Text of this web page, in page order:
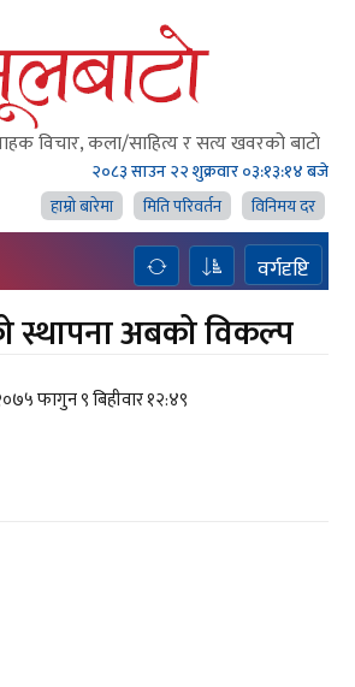
विचार, कला/साहित्य र सत्य खवरको बाटाे
२०८३ साउन २२ शुक्रवार०३:१३:१५ बजे
हाम्राे बारेमा
मिति परिवर्तन विनिमय दर
वर्गदृष्टि
स्थापना अबको विकल्प
फागुन ९ बिहीवार १२:४९